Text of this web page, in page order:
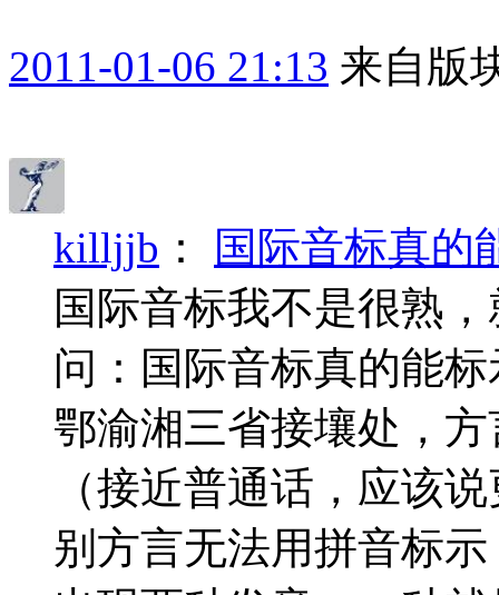
2011-01-06 21:13 来自版
killjjb ：
国际音标真的
国际音标我不是很熟
问：国际音标真的能
鄂渝湘三省接壤处，
（接近普通话，应该
别方言无法用拼音标